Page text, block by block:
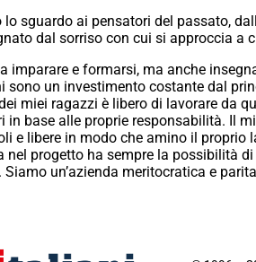
lo sguardo ai pensatori del passato,
dal sorriso con cui si approccia a
imparare e formarsi, ma anche
sono un investimento costante dal
miei ragazzi è libero di lavorare da
in base alle proprie responsabilità. Il
e libere in modo che amino il proprio
nel progetto ha sempre la possibilità
Siamo un’azienda meritocratica e